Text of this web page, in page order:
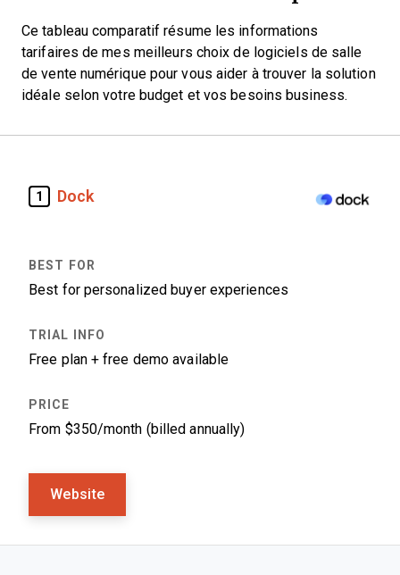
Ce tableau comparatif résume les informations
tarifaires de mes meilleurs choix de logiciels de salle
de vente numérique pour vous aider à trouver la solution
idéale selon votre budget et vos besoins business.
1 Dock
Best for personalized buyer experiences
Free plan + free demo available
From $350/month (billed annually)
Website